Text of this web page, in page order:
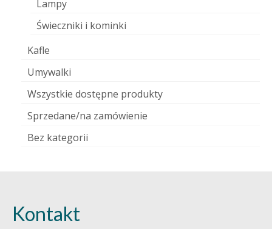
Lampy
Świeczniki i kominki
Kafle
Umywalki
Wszystkie dostępne produkty
Sprzedane/na zamówienie
Bez kategorii
Kontakt